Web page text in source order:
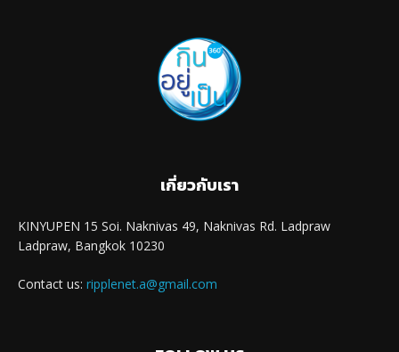
เกี่ยวกับเรา
KINYUPEN 15 Soi. Naknivas 49, Naknivas Rd. Ladpraw
Ladpraw, Bangkok 10230
Contact us: ripplenet.a@gmail.com